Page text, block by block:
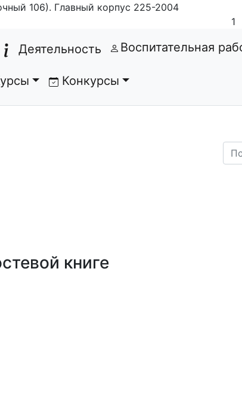
106). Главный корпус 225-2004
Деятельность Воспитательная
Конкурсы
книге